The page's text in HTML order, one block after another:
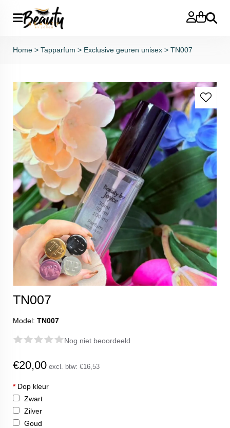
Zoeken
Home > Tapparfum > Exclusive geuren unisex > TN007
TN007
Model: TN007
Nog niet beoordeeld
€20,00 excl. btw: €16,53
*Dop kleur
Zwart
Zilver
Goud